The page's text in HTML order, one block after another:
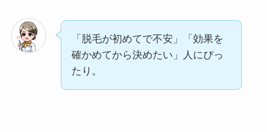
「脱毛が初めてで不安」「効果を
確かめてから決めたい」人にぴっ
たり。